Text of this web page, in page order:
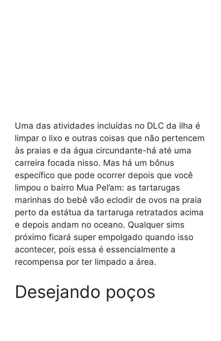
Uma das atividades incluídas no DLC da ilha é
limpar o lixo e outras coisas que não pertencem
às praias e da água circundante-há até uma
carreira focada nisso. Mas há um bônus
específico que pode ocorrer depois que você
limpou o bairro Mua Pel’am: as tartarugas
marinhas do bebê vão eclodir de ovos na praia
perto da estátua da tartaruga retratados acima
e depois andam no oceano. Qualquer sims
próximo ficará super empolgado quando isso
acontecer, pois essa é essencialmente a
recompensa por ter limpado a área.
Desejando poços